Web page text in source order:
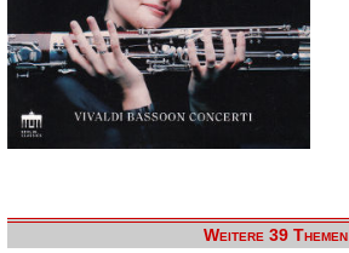
Weitere 39 Themen